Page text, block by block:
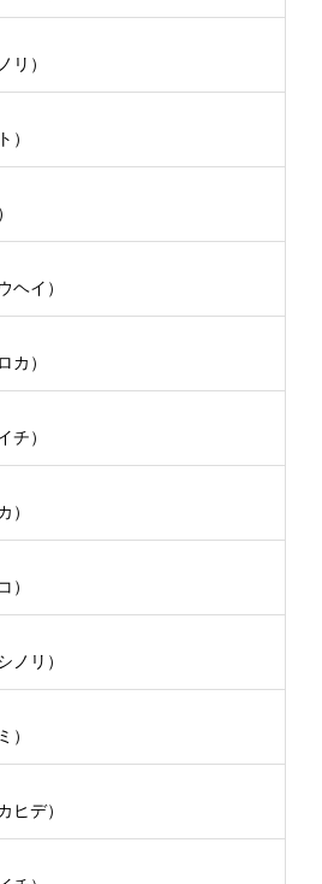
リ）
）
ヘイ）
カ）
チ）
）
）
ノリ）
）
ヒデ）